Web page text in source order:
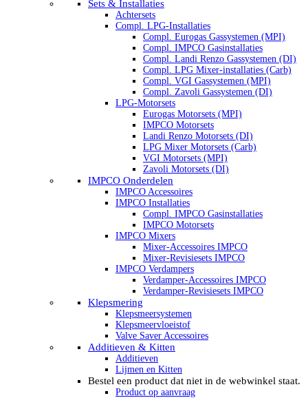
Sets & Installaties
Achtersets
Compl. LPG-Installaties
Compl. Eurogas Gassystemen (MPI)
Compl. IMPCO Gasinstallaties
Compl. Landi Renzo Gassystemen (DI)
Compl. LPG Mixer-installaties (Carb)
Compl. VGI Gassystemen (MPI)
Compl. Zavoli Gassystemen (DI)
LPG-Motorsets
Eurogas Motorsets (MPI)
IMPCO Motorsets
Landi Renzo Motorsets (DI)
LPG Mixer Motorsets (Carb)
VGI Motorsets (MPI)
Zavoli Motorsets (DI)
IMPCO Onderdelen
IMPCO Accessoires
IMPCO Installaties
Compl. IMPCO Gasinstallaties
IMPCO Motorsets
IMPCO Mixers
Mixer-Accessoires IMPCO
Mixer-Revisiesets IMPCO
IMPCO Verdampers
Verdamper-Accessoires IMPCO
Verdamper-Revisiesets IMPCO
Klepsmering
Klepsmeersystemen
Klepsmeervloeistof
Valve Saver Accessoires
Additieven & Kitten
Additieven
Lijmen en Kitten
Bestel een product dat niet in de webwinkel staat.
Product op aanvraag